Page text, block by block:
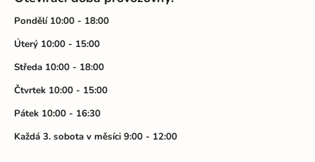
Pondělí 10:00 - 18:00
Úterý 10:00 - 15:00
Středa 10:00 - 18:00
Čtvrtek 10:00 - 15:00
Pátek 10:00 - 16:30
Každá 3. sobota v měsíci 9:00 - 12:00